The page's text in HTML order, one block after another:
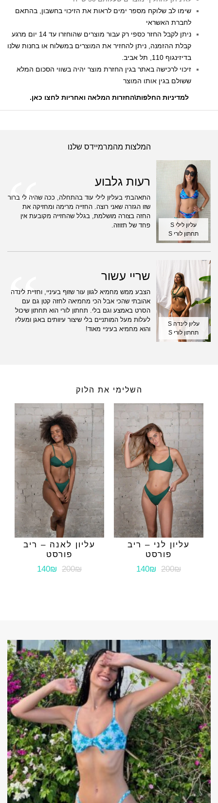
שימו לב שלוקח מספר ימים לראות את הזיכוי בחשבון, בהתאם
לחברת האשראי
ניתן לקבל החזר כספי רק עבור מוצרים שהוחזרו עד 14 יום מרגע
קבלת ההזמנה, ניתן להחזיר את המוצרים במשלוח או בחנות שלנו
בדיזינגוף 110, תל אביב.
זיכוי לרכישה באתר בגין החזרת מוצר יהיה בשווי הסכום המלא
ששולם בגין אותו המוצר
למדיניות החלפות\החזרות המלאה ואחריות לחצו כאן.
המלצות מהמרמיידס שלנו
עליון לילי S
תחתון לורי S
רעות גלבוע
התאהבתי בעליון לילי עוד בהתחלה, ככה שהיה לי ברור
שזו הגזרה שאני רוצה. החזייה מרימה ומחזיקה את
החזה בצורה מושלמת, בגלל שהחזייה מקובעת אין
פחד של תזוזה.
עליון לינדה S
תחתון לורי S
שריי עשור
הצבע ממש מחמיא לגוון עור שזוף בעיניי, וחזיית לינדה
אהובתי שהכי אבל הכי מחמיאה לחזה קטן גם עם
הסרט באמצע וגם בלי. תחתון לורי הוא תחתון שיכול
לעלות מעל המותניים בלי שיצור עיוותים באגן ומעליו
והוא מחמיא בעיניי מאוד!
השלימי את הלוק
עליון לני – ריב
פורסט
200₪
140₪
עליון לאנה – ריב
פורסט
200₪
140₪